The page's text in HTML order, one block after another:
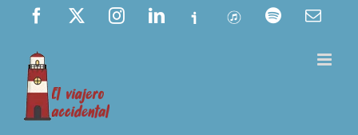
Saltar
contenido
Facebook InstagramLinkedIn
Ivoox ITunes Spotify